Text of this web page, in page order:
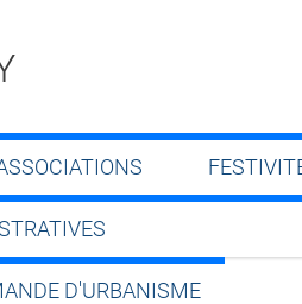
D'URBANISME